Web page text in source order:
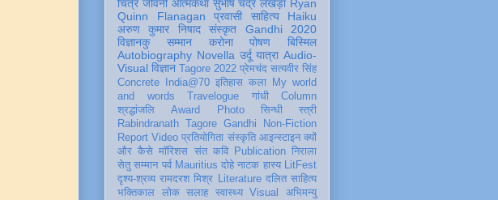
चित्र जीवनी आत्मकथा सुभाष चंद्र लखेड़ा Ryan
Quinn Flanagan
प्रवासी साहित्य
Haiku
अरुण कुमार निषाद
संस्कृत
Gandhi 2020
विज्ञानकु
सम्मान करोना पोषण
बिस्मिल
Autobiography Novella उर्दू यात्रा Audio-
Visual विज्ञान Tagore 2022 प्रेमचंद सत्यवीर सिंह
Concrete
India@70 इतिहास कला
My world
and words
Travelogue गांधी
Column
श्रद्धांजलि
Award Photo सिन्धी
स्त्री
Rabindranath Tagore Gandhi
Non-Fiction
Report Video प्रतियोगिता संस्कृति आइन्स्टाइन क्यों
और कैसे मॉरिशस संत कवि Publication निराला
सेतु सम्मान पर्व Mauritius दोहे नाटक हास्य LitFest
दृश्य-श्रव्य रामदरश मिश्र Literature दलित साहित्य
भक्तिकाल
लोक सलाह स्वास्थ्य Visual
अभिमन्यु